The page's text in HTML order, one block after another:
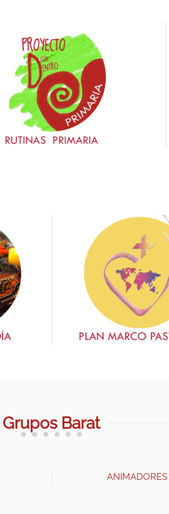
Grupos Barat
ANIMADORES